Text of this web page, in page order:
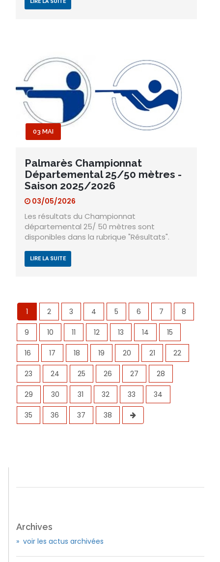
03 MAI
Palmarès Championnat
Départemental 25/50 mètres -
Saison 2025/2026
03/05/2026
Les résultats du Championnat
départemental 25/ 50 mètres sont
disponibles dans la rubrique "Résultats".
LIRE LA SUITE
1 2 3 4 5 6 7 8
9 10 11 12 13 14 15
16 17 18 19 20 21 22
23 24 25 26 27 28
29 30 31 32 33 34
35 36 37 38
Archives
» voir les actus archivées